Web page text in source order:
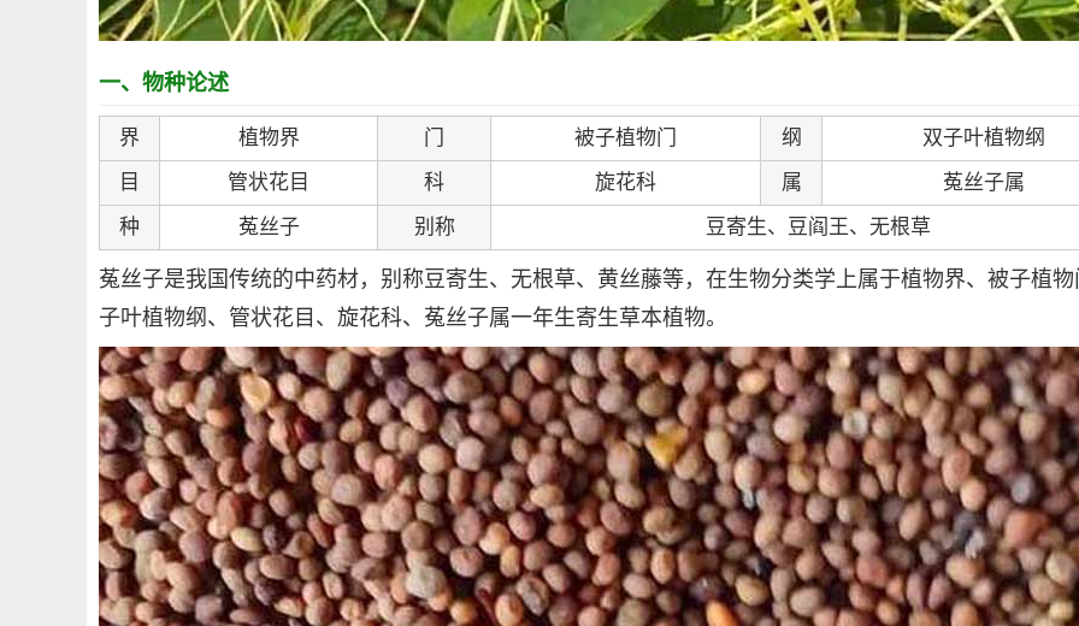
一、物种论述
界 植物界 门 被子植物门 纲
双子叶植物纲
目
管状花目 科 旋花科 属
菟丝子属
种
菟丝子 别称 豆寄生、豆阎王、无根草
菟丝子是我国传统的中药材，别称豆寄生、无根草、黄丝藤等，在生物分类学上属于植物界、被子植
子叶植物纲、管状花目、旋花科、菟丝子属一年生寄生草本植物。